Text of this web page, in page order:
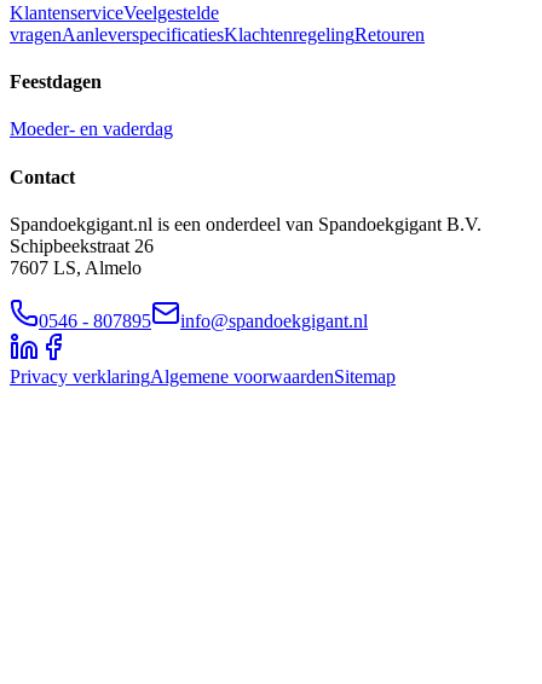
KlantenserviceVeelgestelde
vragenAanleverspecificatiesKlachtenregelingRetouren
Feestdagen
Moeder- en vaderdag
Contact
Spandoekgigant.nl is een onderdeel van Spandoekgigant B.V.
Schipbeekstraat 26
7607 LS, Almelo
0546 - 807895 info@spandoekgigant.nl
Privacy verklaringAlgemene voorwaardenSitemap